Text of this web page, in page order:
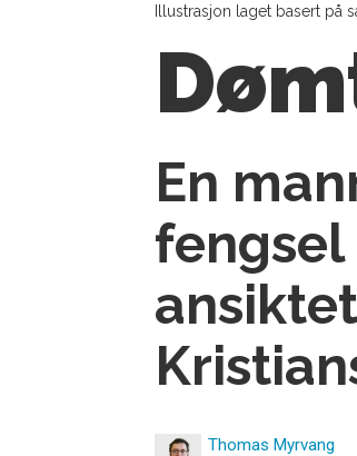
Illustrasjon laget basert på
En
Thomas Myrvang